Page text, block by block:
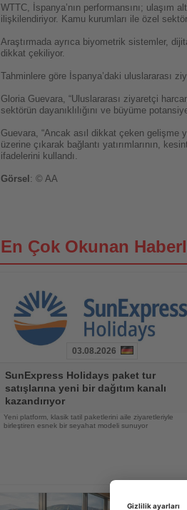
WTTC, İspanya’nın performansını; ulaşım
ilişkilendiriyor. Kamu kurumları ile özel
Araştırmada ayrıca biyometrik sistemler,
dikkat çekiliyor.
Tahminlere göre İspanya’daki uluslararası
Gloria Guevara, “Uluslararası ziyaretçi
sektörün dayanıklılığını ve büyüme
Guevara, “Ancak asıl dikkat çeken gelişme
üzerine çıkarak bağlantı yatırımlarının,
ifadelerini kullandı.
Görsel : © AA
En Çok Okunan
Oku
03.08.2026
SunExpress Holidays paket tur
satışlarına yeni bir dağıtım kanalı
kazandırıyor
Yeni platform, klasik tatil paketlerini aile ziyaretleriyle
birleştiren esnek bir seyahat modeli sunuyor